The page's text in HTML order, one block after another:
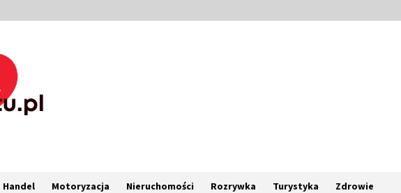
Handel Motoryzacja Nieruchomości Rozrywka Turystyka Zdrowie